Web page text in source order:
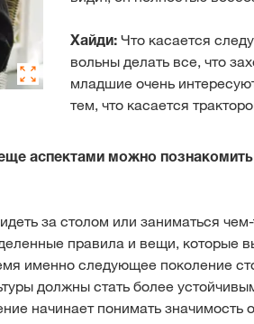
Хайди: Что касается
вольны делать все, что
младшие очень
тем, что касается
аспектами можно
за столом или заниматься
правила и вещи, которые
именно следующее поколение
должны стать более
начинает понимать